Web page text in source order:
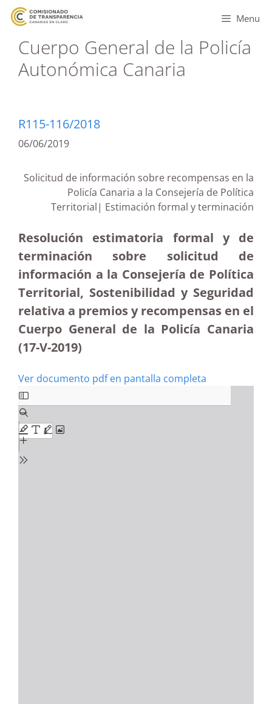
Menu
Cuerpo General de la Policía
Autonómica Canaria
R115-116/2018
06/06/2019
Solicitud de información sobre recompensas en la
Policía Canaria a la Consejería de Política
Territorial| Estimación formal y terminación
Resolución estimatoria formal y de
terminación sobre solicitud de
información a la Consejería de Política
Territorial, Sostenibilidad y Seguridad
relativa a premios y recompensas en el
Cuerpo General de la Policía Canaria
(17-V-2019)
Ver documento pdf en pantalla completa